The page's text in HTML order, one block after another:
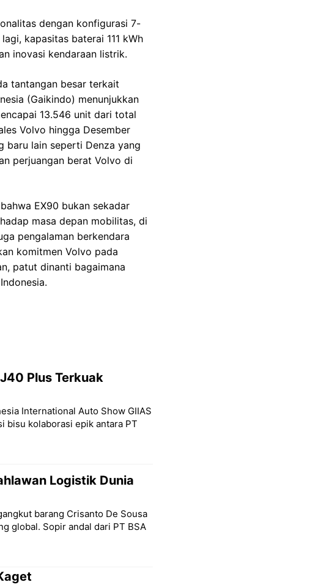
dengan konfigurasi 7-
kapasitas baterai 111 kWh
inovasi kendaraan listrik.
tantangan besar terkait
(Gaikindo) menunjukkan
13.546 unit dari total
Volvo hingga Desember
baru lain seperti Denza yang
perjuangan berat Volvo di
EX90 bukan sekadar
masa depan mobilitas, di
pengalaman berkendara
komitmen Volvo pada
patut dinanti bagaimana
Plus Terkuak
International Auto Show GIIAS
bisu kolaborasi epik antara PT
Logistik Dunia
barang Crisanto De Sousa
global. Sopir andal dari PT BSA